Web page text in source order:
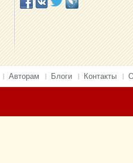
Авторам Блоги Контакты